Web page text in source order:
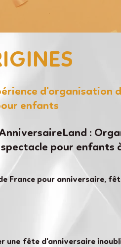
d'organisation
enfants
:
pour enfants
France pour anniversaire,
une fête d'anniversaire